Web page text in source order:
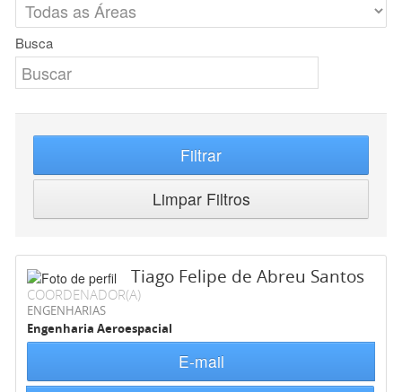
Busca
Filtrar
Limpar Filtros
Tiago Felipe de Abreu Santos
COORDENADOR(A)
ENGENHARIAS
Engenharia Aeroespacial
E-mail